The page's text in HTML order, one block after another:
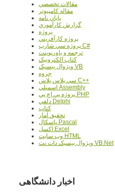
مقالات تخصصي
مقاله کامپیوتر
پایان نامه
گزارش کارآموزي
پروژه
پروژه کارآفريني
پروژه سي شارپ C#
ترجمه و پاورپوينت
کتاب الکترونيک
ويژوال بيسيک VB
جزوه
سي پلاس پلاس C++
اسمبلي Assembly
پروژه پي اچ پي PHP
دلفي Delphi
کتاب
تحقيق آمار
پاسکال Pascal
اکسل Excel
وب سايت HTML
ويژوال بيسيک دات نت VB.Net
اخبار دانشگاهی